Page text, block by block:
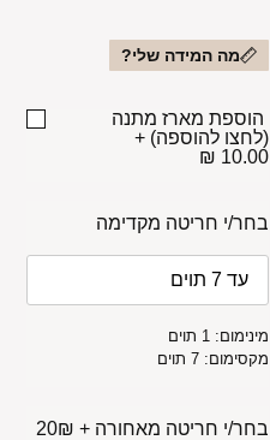
מה המידה שלי?
הוספת מארז מתנה
(לחצו להוספה) +
10.00 ₪
בחר/י חריטה מקדימה
מינימום: 1 תוים
מקסימום: 7 תוים
בחר/י חריטה מאחורה + 20₪